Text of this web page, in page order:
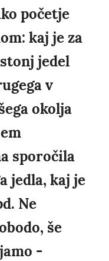
početje
kaj je za
jedel
v
okolja
sporočila
jedla, kaj je
Ne
še
-